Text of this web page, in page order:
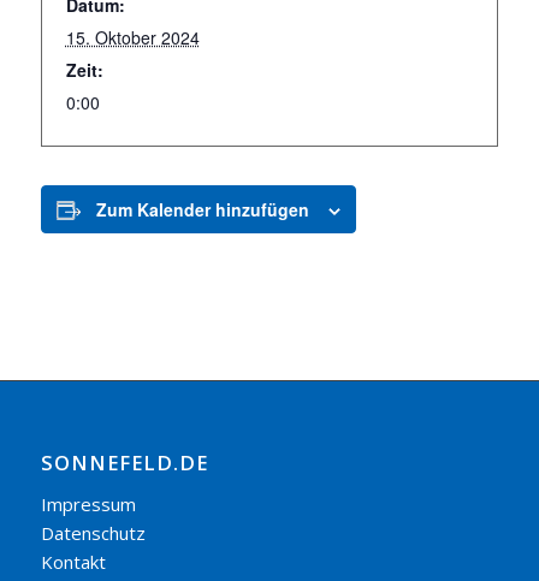
Datum:
15. Oktober 2024
Zeit:
0:00
Zum Kalender hinzufügen
SONNEFELD.DE
Impressum
Datenschutz
Kontakt